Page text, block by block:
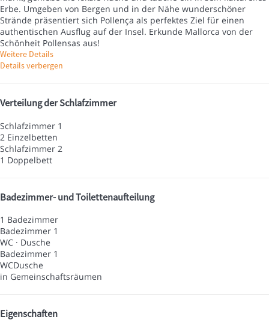
Erbe. Umgeben von Bergen und in der Nähe wunderschöner
Strände präsentiert sich Pollença als perfektes Ziel für einen
authentischen Ausflug auf der Insel. Erkunde Mallorca von der
Schönheit Pollensas aus!
Weitere Details
Details verbergen
Verteilung der Schlafzimmer
Schlafzimmer 1
2 Einzelbetten
Schlafzimmer 2
1 Doppelbett
Badezimmer- und Toilettenaufteilung
1 Badezimmer
Badezimmer 1
WC · Dusche
Badezimmer 1
WCDusche
in Gemeinschaftsräumen
Eigenschaften